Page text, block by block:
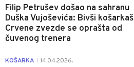
Filip Petrušev došao na sahranu
Duška Vujoševića: Bivši košarkaš
Crvene zvezde se oprašta od
čuvenog trenera
KOŠARKA 14.04.2026.